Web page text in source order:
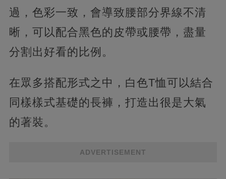
過，色彩一致，會導致腰部分界線不清
晰，可以配合黑色的皮帶或腰帶，盡量
分割出好看的比例。
在眾多搭配形式之中，白色T恤可以結合
同樣樣式基礎的長褲，打造出很是大氣
的著裝。
ADVERTISEMENT